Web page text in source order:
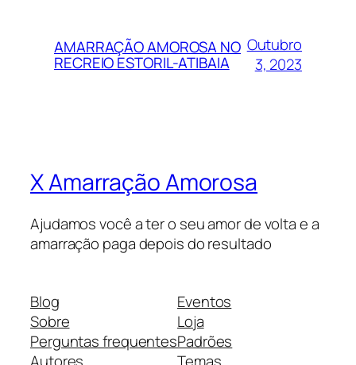
AMARRAÇÃO AMOROSA NO
RECREIO ESTORIL-ATIBAIA
Outubro
3, 2023
X Amarração Amorosa
Ajudamos você a ter o seu amor de volta e a
amarração paga depois do resultado
Blog
Sobre
Perguntas frequentes
Eventos
Loja
Padrões